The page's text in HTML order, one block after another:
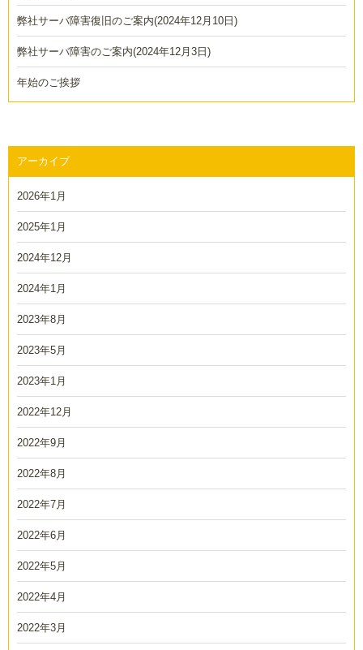
弊社サーバ障害復旧のご案内(2024年12月10日)
弊社サーバ障害のご案内(2024年12月3日)
年始のご挨拶
アーカイブ
2026年1月
2025年1月
2024年12月
2024年1月
2023年8月
2023年5月
2023年1月
2022年12月
2022年9月
2022年8月
2022年7月
2022年6月
2022年5月
2022年4月
2022年3月